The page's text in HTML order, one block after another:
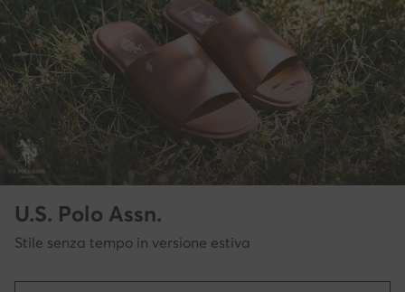
U.S. Polo Assn.
Stile senza tempo in versione estiva